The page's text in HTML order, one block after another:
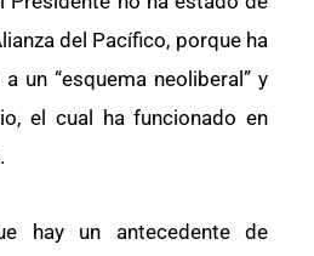
del Pacífico, porque ha
un “esquema neoliberal” y
el cual ha funcionado en
hay un antecedente de